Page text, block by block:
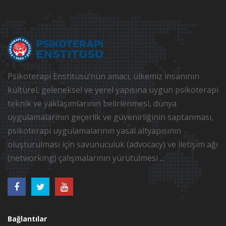
Psikoterapi Enstitüsü’nün amacı, ülkemiz insanının
kültürel, geleneksel ve yerel yapısına uygun psikoterapi
teknik ve yaklaşımlarının belirlenmesi, dünya
uygulamalarının geçerlik ve güvenirliğinin saptanması,
psikoterapi uygulamalarının yasal altyapısının
oluşturulması için savunuculuk (advocacy) ve iletişim ağı
(networking) çalışmalarının yürütülmesi ...
Bağlantılar